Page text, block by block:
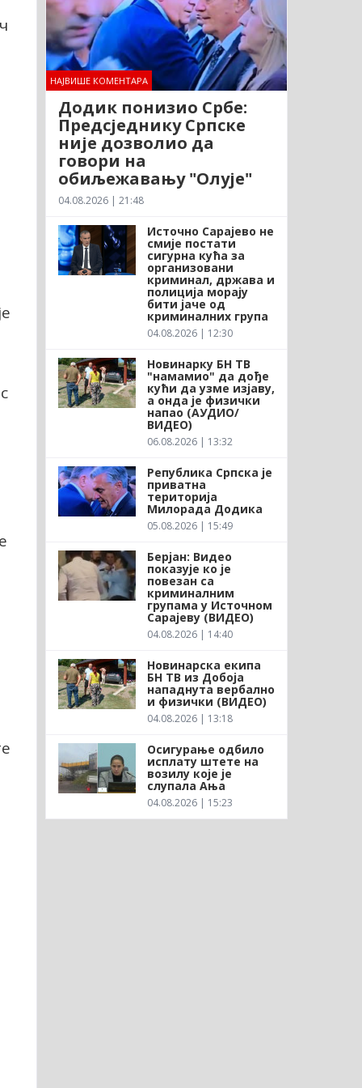
НАЈВИШЕ КОМЕНТАРА
Додик понизио Србе:
Предсједнику Српске
није дозволио да
говори на
обиљежавању "Олује"
04.08.2026 | 21:48
Источно Сарајево не
смије постати
сигурна кућа за
организовани
криминал, држава и
полиција морају
бити јаче од
криминалних група
04.08.2026 | 12:30
Новинарку БН ТВ
"намамио" да дође
кући да узме изјаву,
а онда је физички
напао (АУДИО/
ВИДЕО)
06.08.2026 | 13:32
Република Српска је
приватна
територија
Милорада Додика
05.08.2026 | 15:49
Берјан: Видео
показује ко је
повезан са
криминалним
групама у Источном
Сарајеву (ВИДЕО)
04.08.2026 | 14:40
Новинарска екипа
БН ТВ из Добоја
нападнута вербално
и физички (ВИДЕО)
04.08.2026 | 13:18
Осигурање одбило
исплату штете на
возилу које је
слупала Ања
04.08.2026 | 15:23